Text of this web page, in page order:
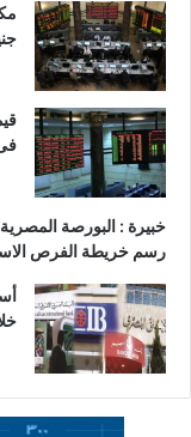
خبيرة : البورصة
رسم خريطة الفرص